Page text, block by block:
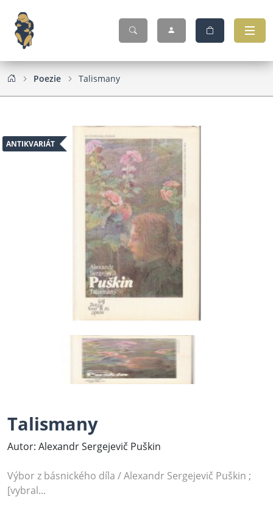
Poezie Talismany
ANTIKVARIÁT
Talismany
Autor: Alexandr Sergejevič Puškin
Výbor z básnického díla / Alexandr Sergejevič Puškin ;
[vybral...